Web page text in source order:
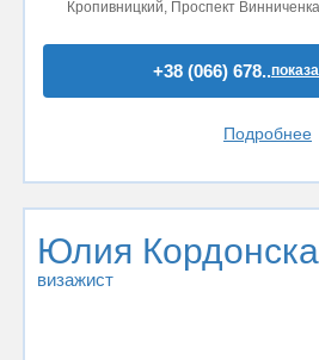
Кропивницкий, Проспект
+38 (066) 678..
Подробнее
Юлия
визажист